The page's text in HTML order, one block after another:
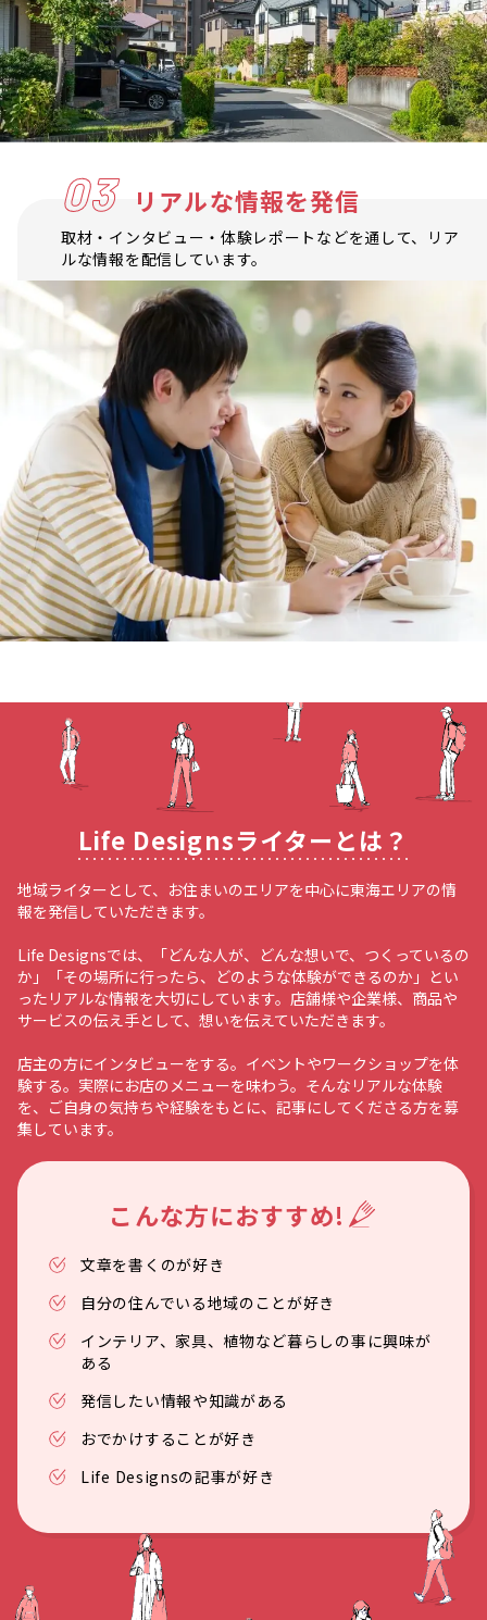
03 リアルな情報を発信
取材・インタビュー・体験レポートなどを通して、リア
ルな情報を配信しています。
Life Designsライターとは？
地域ライターとして、お住まいのエリアを中心に東海エリアの情
報を発信していただきます。
Life Designsでは、「どんな人が、どんな想いで、つくっているの
か」「その場所に行ったら、どのような体験ができるのか」とい
ったリアルな情報を大切にしています。店舗様や企業様、商品や
サービスの伝え手として、想いを伝えていただきます。
店主の方にインタビューをする。イベントやワークショップを体
験する。実際にお店のメニューを味わう。そんなリアルな体験
を、ご自身の気持ちや経験をもとに、記事にしてくださる方を募
集しています。
こんな方におすすめ!
文章を書くのが好き
自分の住んでいる地域のことが好き
インテリア、家具、植物など暮らしの事に興味が
ある
発信したい情報や知識がある
おでかけすることが好き
Life Designsの記事が好き